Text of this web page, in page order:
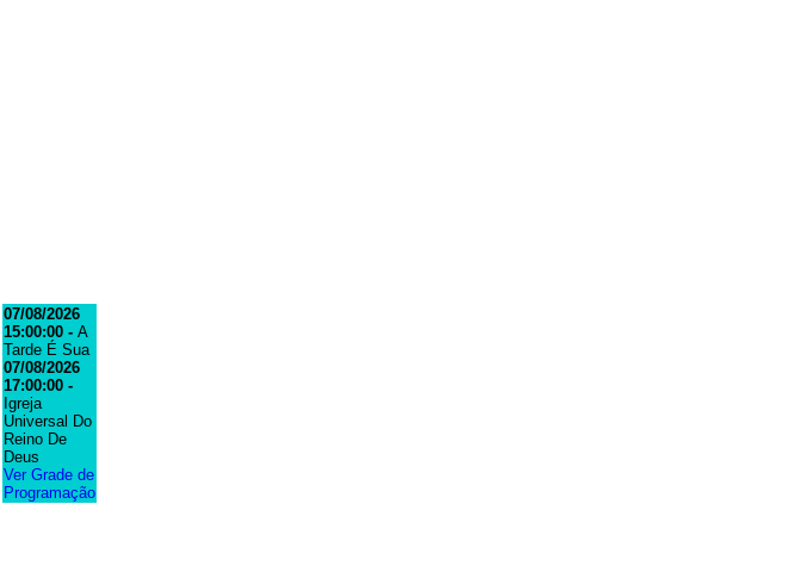
07/08/2026
15:00:00 - A
Tarde É Sua
07/08/2026
17:00:00 -
Igreja
Universal Do
Reino De
Deus
Ver Grade de
Programação